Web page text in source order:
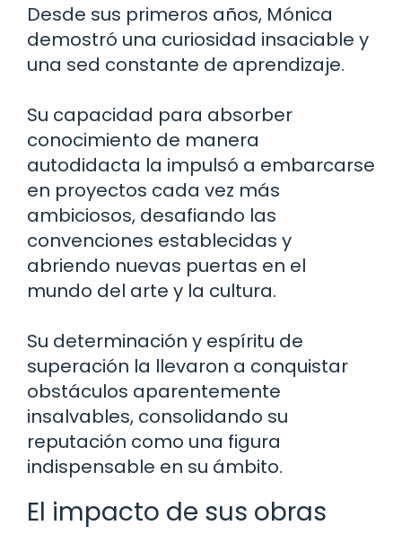
Desde sus primeros años, Mónica
demostró una curiosidad insaciable y
una sed constante de aprendizaje.
Su capacidad para absorber
conocimiento de manera
autodidacta la impulsó a embarcarse
en proyectos cada vez más
ambiciosos, desafiando las
convenciones establecidas y
abriendo nuevas puertas en el
mundo del arte y la cultura.
Su determinación y espíritu de
superación la llevaron a conquistar
obstáculos aparentemente
insalvables, consolidando su
reputación como una figura
indispensable en su ámbito.
El impacto de sus obras